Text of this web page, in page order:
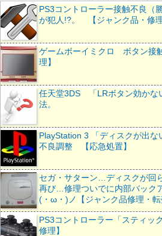
PS3コントローラー接触不良（
が犯人!?。 【ジャンク品・修理
ゲームボーイミクロ ボタン接
理】
任天堂3DS 「LRボタン効かな
法。
PlayStation 3 「ディスクが出
不良調整 【応急処置】
セガ・サターン…ディスクが回
再び…修理ついでに内部バック
(・ω・)ノ【ジャンク品修理・転
PS3コントローラー「スティッ
修理】